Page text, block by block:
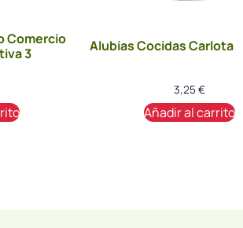
Comercio
3
Alubias Cocidas Carlota
3,25€
Añadir al carrito